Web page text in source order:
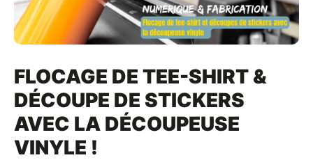
FLOCAGE DE TEE-SHIRT &
DÉCOUPE DE STICKERS
AVEC LA DÉCOUPEUSE
VINYLE !